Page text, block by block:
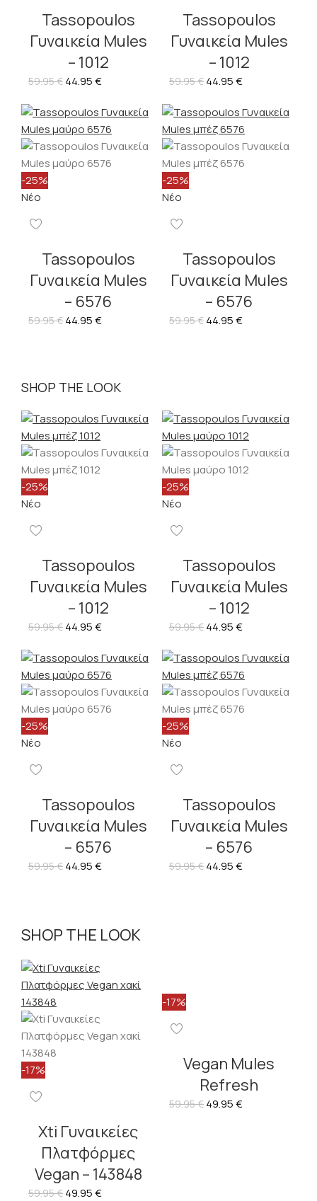
Tassopoulos
Γυναικεία Mules
– 1012
59.95€ 44.95€
Tassopoulos
Γυναικεία Mules
– 1012
59.95€ 44.95€
-25%
Νέο
Tassopoulos
Γυναικεία Mules
– 6576
59.95€ 44.95€
-25%
Νέο
Tassopoulos
Γυναικεία Mules
– 6576
59.95€ 44.95€
SHOP THE LOOK
-25%
Νέο
Tassopoulos
Γυναικεία Mules
– 1012
59.95€ 44.95€
-25%
Νέο
Tassopoulos
Γυναικεία Mules
– 1012
59.95€ 44.95€
-25%
Νέο
Tassopoulos
Γυναικεία Mules
– 6576
59.95€ 44.95€
-25%
Νέο
Tassopoulos
Γυναικεία Mules
– 6576
59.95€ 44.95€
SHOP THE LOOK
-17%
Xti Γυναικείες
Πλατφόρμες
Vegan – 143848
59.95€ 49.95€
-17%
Vegan Mules
Refresh
59.95€ 49.95€